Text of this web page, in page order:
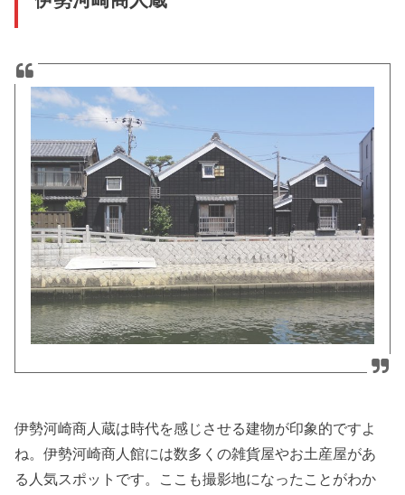
伊勢河崎商人蔵は時代を感じさせる建物が印象的ですよ
ね。伊勢河崎商人館には数多くの雑貨屋やお土産屋があ
る人気スポットです。ここも撮影地になったことがわか